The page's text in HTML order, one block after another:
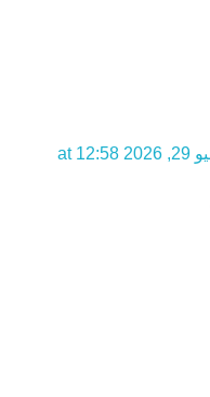
يوليو 29, 2026 at 12:58